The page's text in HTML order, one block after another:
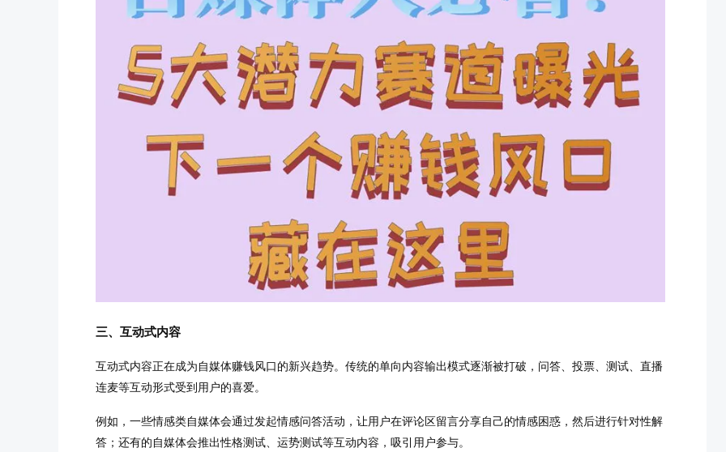
三、互动式内容
互动式内容正在成为自媒体赚钱风口的新兴趋势。传统的单向内容输出模式逐渐被打破，问答、投票、测试、直播
连麦等互动形式受到用户的喜爱。
例如，一些情感类自媒体会通过发起情感问答活动，让用户在评论区留言分享自己的情感困惑，然后进行针对性解
答；还有的自媒体会推出性格测试、运势测试等互动内容，吸引用户参与。